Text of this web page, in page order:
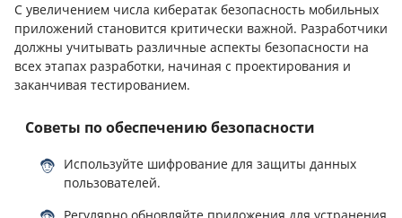
С увеличением числа кибератак безопасность мобильных
приложений становится критически важной. Разработчики
должны учитывать различные аспекты безопасности на
всех этапах разработки, начиная с проектирования и
заканчивая тестированием.
Советы по обеспечению безопасности
Используйте шифрование для защиты данных
пользователей.